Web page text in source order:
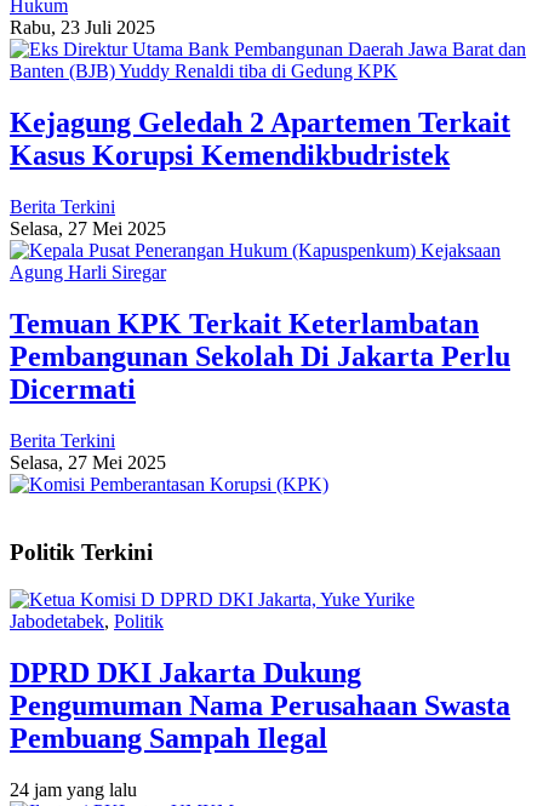
Hukum
Rabu, 23 Juli 2025
Kejagung Geledah 2 Apartemen Terkait
Kasus Korupsi Kemendikbudristek
Berita Terkini
Selasa, 27 Mei 2025
Temuan KPK Terkait Keterlambatan
Pembangunan Sekolah Di Jakarta Perlu
Dicermati
Berita Terkini
Selasa, 27 Mei 2025
Politik Terkini
Jabodetabek, Politik
DPRD DKI Jakarta Dukung
Pengumuman Nama Perusahaan Swasta
Pembuang Sampah Ilegal
24 jam yang lalu